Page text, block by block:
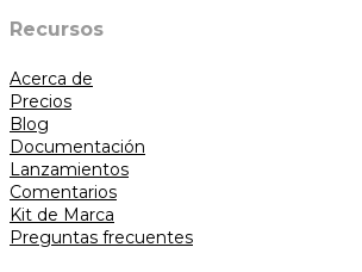
Recursos
Acerca de
Precios
Blog
Documentación
Lanzamientos
Comentarios
Kit de Marca
Preguntas frecuentes